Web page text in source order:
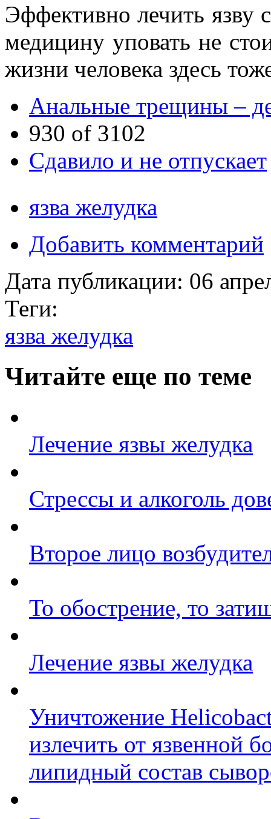
Эффективно лечить язву
медицину уповать не
жизни человека здесь
Анальные трещины –
930 of 3102
Сдавило и не отпускает
язва желудка
Добавить комментарий
Дата публикации: 06
Теги:
язва желудка
Читайте еще по теме
Лечение язвы желудка
Стрессы и алкоголь
Второе лицо
То обострение, то
Лечение язвы желудка
Уничтожение
излечить от язвенной
липидный состав